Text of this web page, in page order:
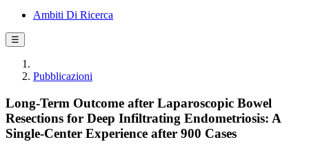
Ambiti Di Ricerca
☰
Pubblicazioni
Long-Term Outcome after Laparoscopic Bowel
Resections for Deep Infiltrating Endometriosis: A
Single-Center Experience after 900 Cases